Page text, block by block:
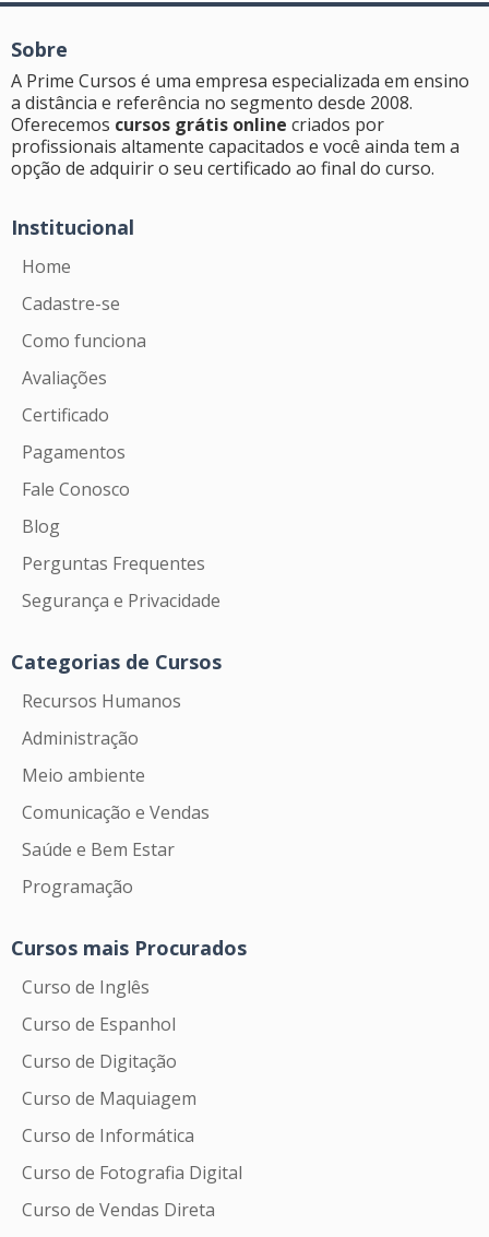
Sobre
A Prime Cursos é uma empresa especializada em ensino
a distância e referência no segmento desde 2008.
Oferecemos cursos grátis online criados por
profissionais altamente capacitados e você ainda tem a
opção de adquirir o seu certificado ao final do curso.
Institucional
Home
Cadastre-se
Como funciona
Avaliações
Certificado
Pagamentos
Fale Conosco
Blog
Perguntas Frequentes
Segurança e Privacidade
Categorias de Cursos
Recursos Humanos
Administração
Meio ambiente
Comunicação e Vendas
Saúde e Bem Estar
Programação
Cursos mais Procurados
Curso de Inglês
Curso de Espanhol
Curso de Digitação
Curso de Maquiagem
Curso de Informática
Curso de Fotografia Digital
Curso de Vendas Direta